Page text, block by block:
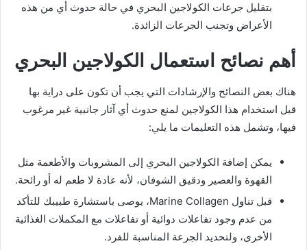
بتقليل جرعات الكولاجين البحري في حالة حدوث أي من هذه
الأعراض وتجنب الجرعات الزائدة.
أهم نصائح استعمال الكولاجين البحري
هناك بعض النصائح والإرشادات التي يجب أن تكون على دراية بها
قبل استخدام هذا الكولاجين لمنع حدوث أي آثار جانبية غير مرغوب
فيها، وتشمل هذه التعليمات ما يلي:
يمكن إضافة الكولاجين البحري إلى المشروبات والأطعمة مثل
القهوة والعصير ودقيق الشوفان، لأنه عادة لا طعم له أو رائحة.
قبل تناول Marine Collagen، يوصى باستشارة طبيبك للتأكد
من عدم وجود تفاعلات دوائية أو تفاعلات مع المكملات الغذائية
الأخرى، ولتحديد الجرعة المناسبة للفرد.